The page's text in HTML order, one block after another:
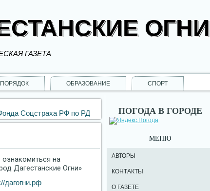
ОГНИ
ГАЗЕТА
ОБРАЗОВАНИЕ СПОРТ
Соцстраха РФ по РД
на
Дагестанские Огни»
дагогни.рф
ПОГОДА В ГОРОДЕ
МЕНЮ
АВТОРЫ
КОНТАКТЫ
О ГАЗЕТЕ